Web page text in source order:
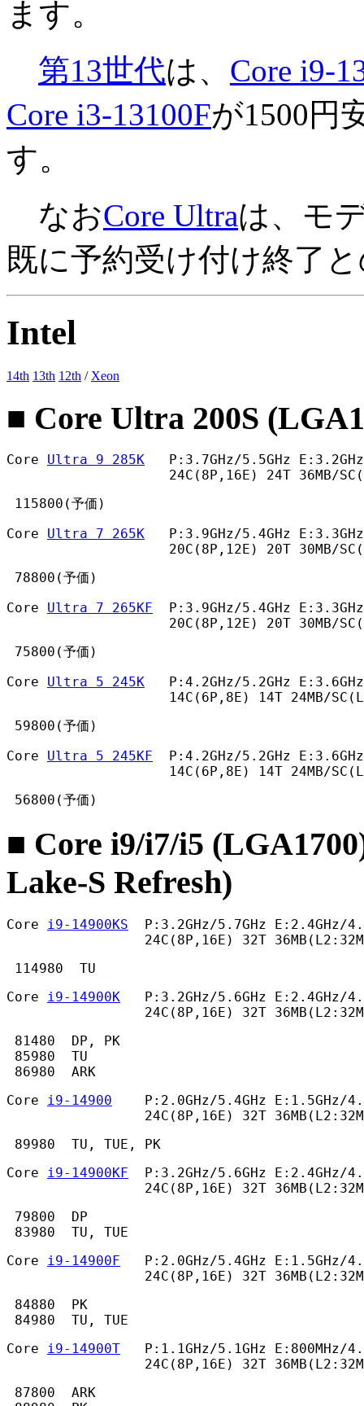
ます。
第13世代は、 Core i9-
Core i3-13100Fが1500円
す。
なおCore Ultraは、モ
既に予約受け付け終了
Intel
14th 13th 12th / Xeon
■ Core Ultra 200S
Core Ultra 9 285K
P:3.7GHz/5.5GHz
24C(8P,16E) 24T 36MB/
115800(予価)
Core Ultra 7 265K
P:3.9GHz/5.4GHz
20C(8P,12E) 20T 30MB/
78800(予価)
Core Ultra 7 265KF
P:3.9GHz/5.4GHz
20C(8P,12E) 20T 30MB/
75800(予価)
Core Ultra 5 245K
P:4.2GHz/5.2GHz
14C(6P,8E) 14T 24MB/
59800(予価)
Core Ultra 5 245KF
P:4.2GHz/5.2GHz
14C(6P,8E) 14T 24MB/
56800(予価)
■ Core i9/i7/i5
Lake-S Refresh)
Core i9-14900KS
P:3.2GHz/5.7GHz E:2.4GHz/
24C(8P,16E) 32T
114980  TU
Core i9-14900K
P:3.2GHz/5.6GHz E:2.4GHz/
24C(8P,16E) 32T
81480  DP, PK
85980  TU
86980  ARK
Core i9-14900
P:2.0GHz/5.4GHz E:1.5GHz/
24C(8P,16E) 32T
89980  TU, TUE, PK
Core i9-14900KF
P:3.2GHz/5.6GHz E:2.4GHz/
24C(8P,16E) 32T
79800  DP
83980  TU, TUE
Core i9-14900F
P:2.0GHz/5.4GHz E:1.5GHz/
24C(8P,16E) 32T
84880  PK
84980  TU, TUE
Core i9-14900T
P:1.1GHz/5.1GHz E:800MHz/
24C(8P,16E) 32T
87800  ARK